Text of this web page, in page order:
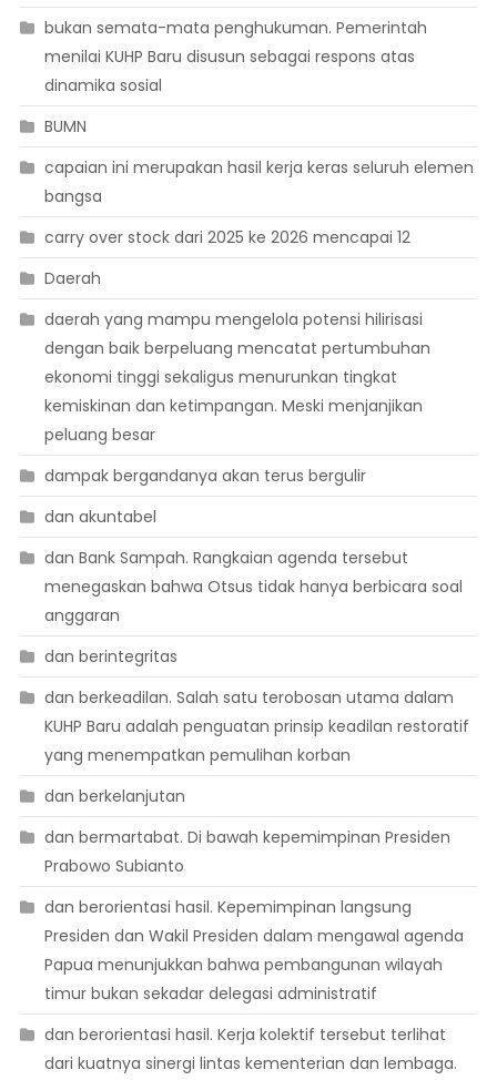
bukan semata-mata penghukuman. Pemerintah
menilai KUHP Baru disusun sebagai respons atas
dinamika sosial
BUMN
capaian ini merupakan hasil kerja keras seluruh elemen
bangsa
carry over stock dari 2025 ke 2026 mencapai 12
Daerah
daerah yang mampu mengelola potensi hilirisasi
dengan baik berpeluang mencatat pertumbuhan
ekonomi tinggi sekaligus menurunkan tingkat
kemiskinan dan ketimpangan. Meski menjanjikan
peluang besar
dampak bergandanya akan terus bergulir
dan akuntabel
dan Bank Sampah. Rangkaian agenda tersebut
menegaskan bahwa Otsus tidak hanya berbicara soal
anggaran
dan berintegritas
dan berkeadilan. Salah satu terobosan utama dalam
KUHP Baru adalah penguatan prinsip keadilan restoratif
yang menempatkan pemulihan korban
dan berkelanjutan
dan bermartabat. Di bawah kepemimpinan Presiden
Prabowo Subianto
dan berorientasi hasil. Kepemimpinan langsung
Presiden dan Wakil Presiden dalam mengawal agenda
Papua menunjukkan bahwa pembangunan wilayah
timur bukan sekadar delegasi administratif
dan berorientasi hasil. Kerja kolektif tersebut terlihat
dari kuatnya sinergi lintas kementerian dan lembaga.